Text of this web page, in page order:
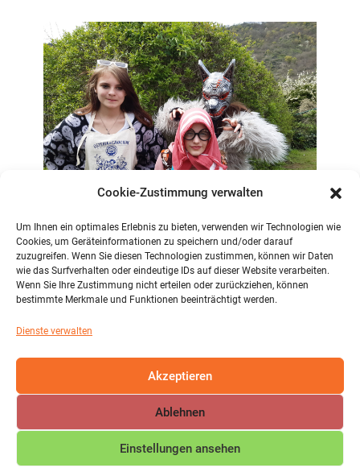
Cookie-Zustimmung verwalten
Um Ihnen ein optimales Erlebnis zu bieten, verwenden wir Technologien wie
Cookies, um Geräteinformationen zu speichern und/oder darauf
zuzugreifen. Wenn Sie diesen Technologien zustimmen, können wir Daten
wie das Surfverhalten oder eindeutige IDs auf dieser Website verarbeiten.
Wenn Sie Ihre Zustimmung nicht erteilen oder zurückziehen, können
bestimmte Merkmale und Funktionen beeinträchtigt werden.
Dienste verwalten
Akzeptieren
Ablehnen
Einstellungen ansehen
THEATER-PREMIERE „SCHNEEWITTCHEN UND
CO. VEGAN UND ON!“- SAMSTAG, 8. JULI 2023,
16 UHR IM HAUPTGEBÄUDE, 1. ETAGE RAUM
EUER KOMMEN:)